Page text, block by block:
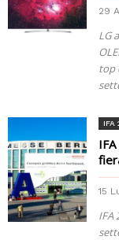
29
LG
top
IFA
15
IFA